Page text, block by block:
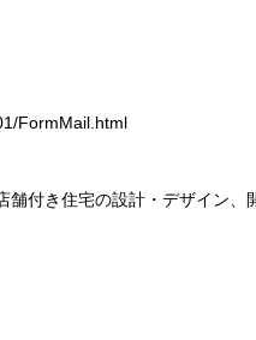
FormMail.html
付き住宅の設計・デザイン、